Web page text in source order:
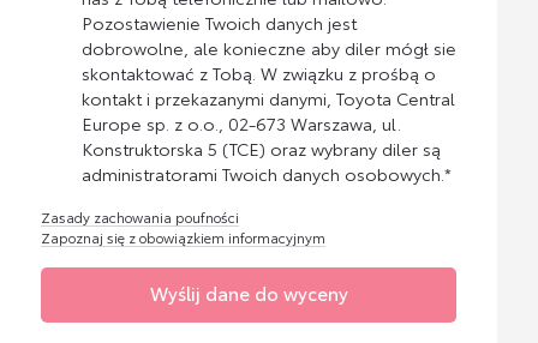
Pozostawienie Twoich danych jest
dobrowolne, ale konieczne aby diler mógł sie
skontaktować z Tobą. W związku z prośbą o
kontakt i przekazanymi danymi, Toyota Central
Europe sp. z o.o., 02-673 Warszawa, ul.
Konstruktorska 5 (TCE) oraz wybrany diler są
administratorami Twoich danych osobowych.*
Zasady zachowania poufności
Zapoznaj się z obowiązkiem informacyjnym
Wyślij dane do wyceny